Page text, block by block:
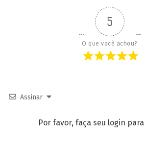
5
O que você achou?
Assinar
Por favor, faça seu login